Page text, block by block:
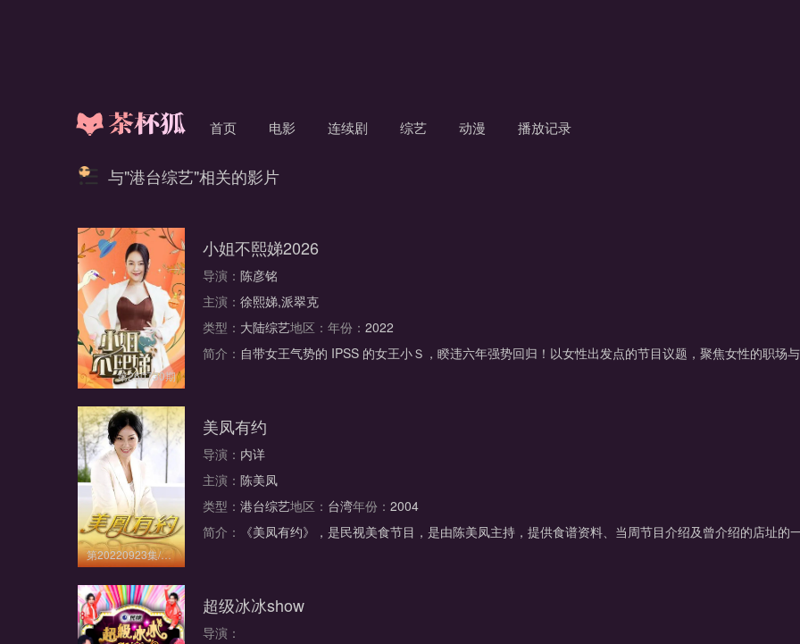
首页 电影 连续剧 综艺 动漫 播放记录
与"港台综艺"相关的影片
第260730期
小姐不熙娣2026
导演：陈彦铭
主演：徐熙娣,派翠克
类型： 大陆综艺地区：年份：2022
简介： 自带女王气势的 IPSS 的女王小Ｓ，睽违六年强势回归！以女性出发点的节目议题，聚焦女性的职
第20220923集/共0集
美凤有约
导演： 内详
主演：陈美凤
类型：港台综艺地区： 台湾年份：2004
简介：
《美凤有约》，是民视美食节目，是由陈美凤主持，提供食谱资料、当周节目介绍及曾介绍的店址
超级冰冰show
导演：